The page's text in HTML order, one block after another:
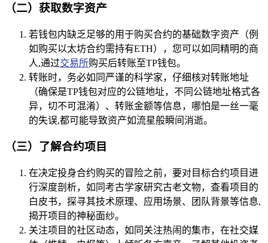
（二）获取数字资产
若钱包内缺乏足够的用于购买合约的基础数字资产（例
如购买以太坊合约需持有ETH），您可以如同精明的商
人,通过交易所购买后转账至TP钱包。
转账时，务必如同严谨的科学家，仔细核对转账地址
（确保是TP钱包对应的公链地址，不同公链地址格式各
异，切不可混淆）、转账金额等信息，哪怕是一丝一毫
的失误,都可能导致资产如流星般瞬间消逝。
（三）了解合约项目
在决定投身合约购买的冒险之前，要对目标合约项目进
行深度剖析，如同考古学家研究古老文物，查看项目的
白皮书，探寻其技术原理、应用场景、团队背景等信息,
揭开项目的神秘面纱。
关注项目的社区动态，如同关注热闹的集市，在社交媒